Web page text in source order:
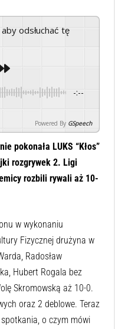
-:--
Powered By GSpeech
pokonała LUKS “Kłos”
rozgrywek 2. Ligi
rozbili rywali aż 10-
w wykonaniu
Fizycznej drużyna w
Radosław
Hubert Rogala bez
Skromowską aż 10-0.
oraz 2 deblowe. Teraz
o czym mówi